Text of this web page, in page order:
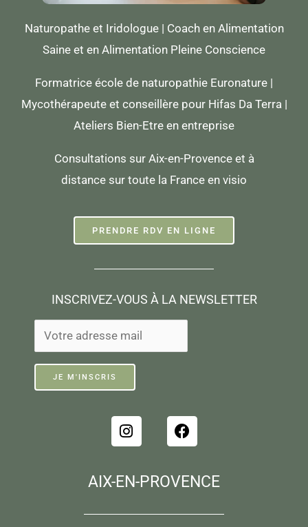
Naturopathe et Iridologue | Coach en Alimentation
Saine et en Alimentation Pleine Conscience
Formatrice école de naturopathie Euronature |
Mycothérapeute et conseillère pour Hifas Da Terra |
Ateliers Bien-Etre en entreprise
Consultations sur Aix-en-Provence et à
distance sur toute la France en visio
PRENDRE RDV EN LIGNE
INSCRIVEZ-VOUS À LA NEWSLETTER
I
n
a
r
F
a
b
o
AIX-EN-PROVENCE